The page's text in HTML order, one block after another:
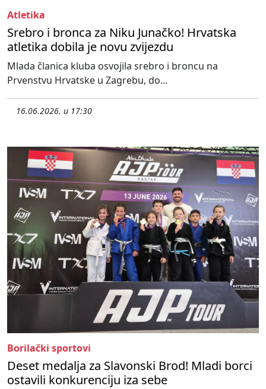
Atletika
Srebro i bronca za Niku Junačko! Hrvatska
atletika dobila je novu zvijezdu
Mlada članica kluba osvojila srebro i broncu na
Prvenstvu Hrvatske u Zagrebu, do...
16.06.2026. u 17:30
Borilački sportovi
Deset medalja za Slavonski Brod! Mladi borci
ostavili konkurenciju iza sebe